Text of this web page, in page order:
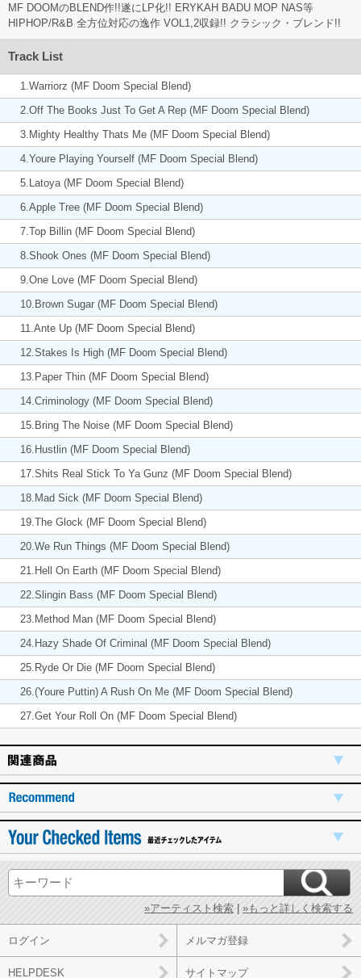
MF DOOMのBLEND作!!遂にLP化!! ERYKAH BADU MOP NAS等
HIPHOP/R&B 全方位対応の逸作 VOL1,2収録!! クラシック・ブレンド!!
Track List
1.Warriorz (MF Doom Special Blend)
2.Off The Books Just To Get A Rep (MF Doom Special Blend)
3.Mighty Healthy Thats Me (MF Doom Special Blend)
4.Youre Playing Yourself (MF Doom Special Blend)
5.Latoya (MF Doom Special Blend)
6.Apple Tree (MF Doom Special Blend)
7.Top Billin (MF Doom Special Blend)
8.Shook Ones (MF Doom Special Blend)
9.One Love (MF Doom Special Blend)
10.Brown Sugar (MF Doom Special Blend)
11.Ante Up (MF Doom Special Blend)
12.Stakes Is High (MF Doom Special Blend)
13.Paper Thin (MF Doom Special Blend)
14.Criminology (MF Doom Special Blend)
15.Bring The Noise (MF Doom Special Blend)
16.Hustlin (MF Doom Special Blend)
17.Shits Real Stick To Ya Gunz (MF Doom Special Blend)
18.Mad Sick (MF Doom Special Blend)
19.The Glock (MF Doom Special Blend)
20.We Run Things (MF Doom Special Blend)
21.Hell On Earth (MF Doom Special Blend)
22.Slingin Bass (MF Doom Special Blend)
23.Method Man (MF Doom Special Blend)
24.Hazy Shade Of Criminal (MF Doom Special Blend)
25.Ryde Or Die (MF Doom Special Blend)
26.(Youre Puttin) A Rush On Me (MF Doom Special Blend)
27.Get Your Roll On (MF Doom Special Blend)
»アーティスト検索 »もっと詳しく検索する
ログイン メルマガ登録
HELPDESK サイトマップ